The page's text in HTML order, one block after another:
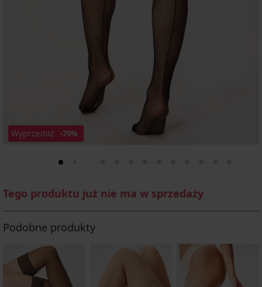
Wyprzedaż -70%
Tego produktu już nie ma w sprzedaży
Podobne produkty